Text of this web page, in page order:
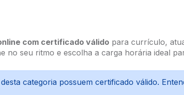
com certificado válido para currículo,
no seu ritmo e escolha a carga horária ideal
categoria possuem certificado válido.